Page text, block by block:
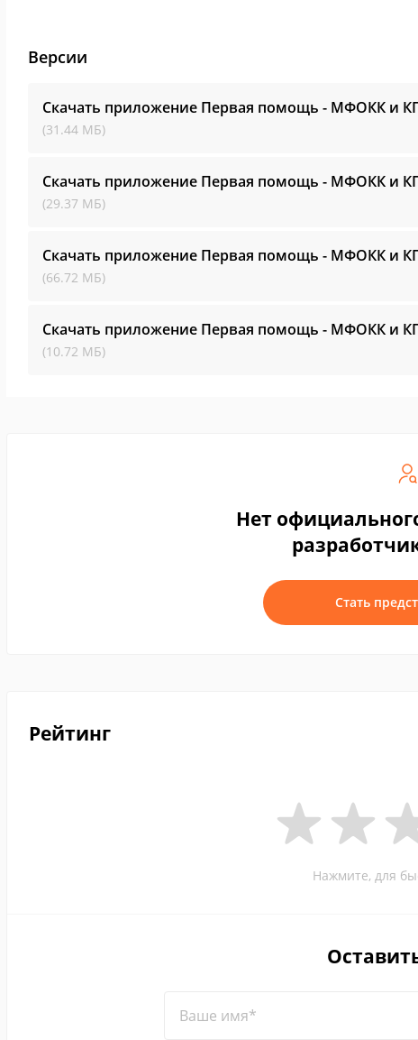
Версии
Скачать приложение Первая помощь - МФОКК и
(31.44 МБ)
Скачать приложение Первая помощь - МФОКК и
(29.37 МБ)
Скачать приложение Первая помощь - МФОКК и
(66.72 МБ)
Скачать приложение Первая помощь - МФОКК и
(10.72 МБ)
Нет
Стать
Рейтинг
Нажмите, для
Ваше имя*